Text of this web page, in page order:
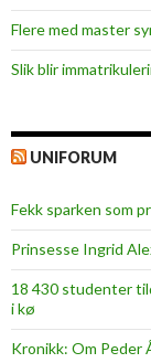
Flere med master
Slik blir
UNIFORUM
Fekk sparken som
Prinsesse Ingrid
18 430 studenter
i kø
Kronikk: Om Peder